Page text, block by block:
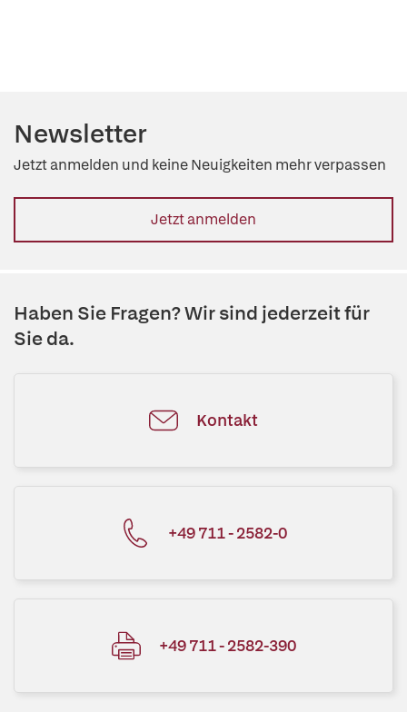
Newsletter
Jetzt anmelden und keine Neuigkeiten mehr verpassen
Jetzt anmelden
Haben Sie Fragen? Wir sind jederzeit für
Sie da.
Kontakt
+49 711 - 2582-0
+49 711 - 2582-390